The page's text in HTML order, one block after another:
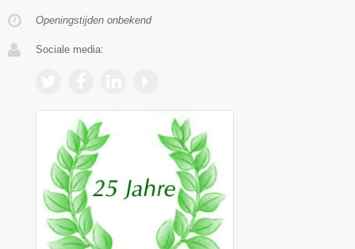
Openingstijden onbekend
Sociale media: